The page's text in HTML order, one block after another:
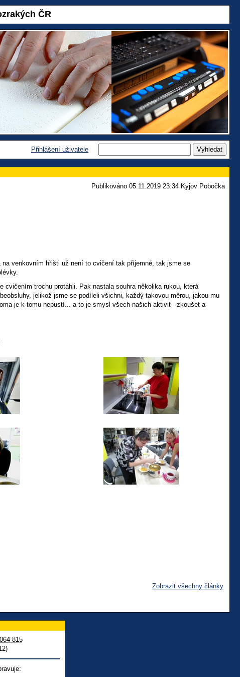
ČR
Přihlášení uživatele
Publikováno 05.11.2019 23:34 Kyjov Pobočka
venkovním hřišti už není to cvičení tak příjemné, tak jsme se
trochu protáhli. Pak nastala souhra několika rukou, která
jelikož jsme se podíleli všichni, každý takovou měrou, jakou mu
je k tomu nepustí... a to je smysl všech našich aktivit - zkoušet a
Zobrazit všechny články
815